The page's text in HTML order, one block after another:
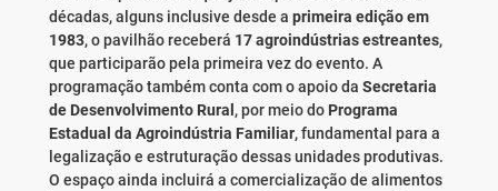
décadas, alguns inclusive desde a primeira edição em
1983, o pavilhão receberá 17 agroindústrias estreantes,
que participarão pela primeira vez do evento. A
programação também conta com o apoio da Secretaria
de Desenvolvimento Rural , por meio do Programa
Estadual da Agroindústria Familiar, fundamental para a
legalização e estruturação dessas unidades produtivas.
O espaço ainda incluirá a comercialização de alimentos